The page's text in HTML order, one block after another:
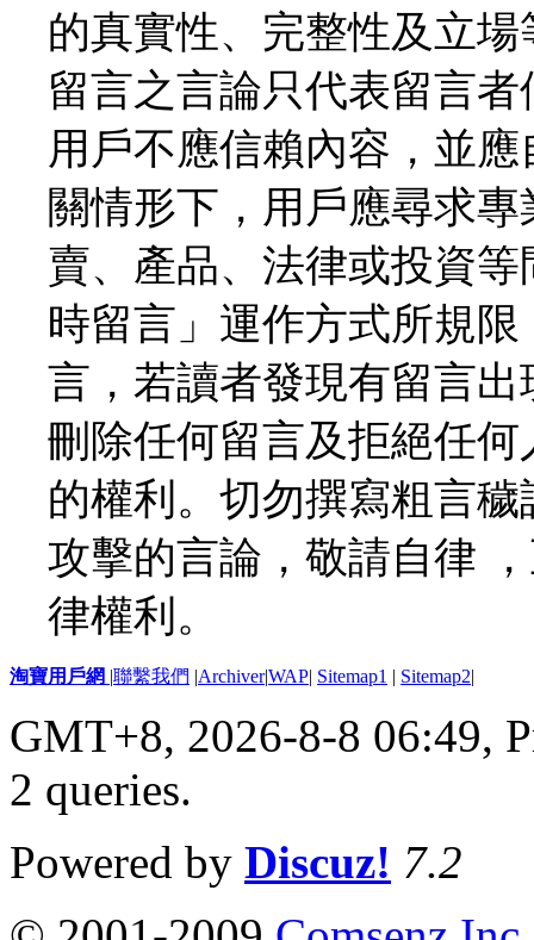
的真實性、完整性及立
留言之言論只代表留言
用戶不應信賴內容，並
關情形下，用戶應尋求
賣、產品、法律或投資
時留言」運作方式所規
言，若讀者發現有留言
刪除任何留言及拒絕任
的權利。切勿撰寫粗言
攻擊的言論，敬請自律
律權利。
淘寶用戶網 |聯繫我們 |Archiver|WAP| Sitemap1 | Sitemap2|
GMT+8, 2026-8-8 06:49,
2 queries.
Powered by Discuz! 7.2